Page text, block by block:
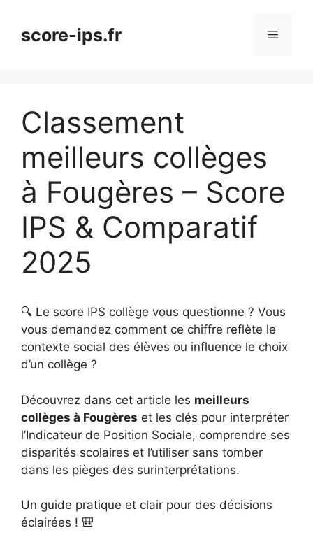
contenuscore-ips.fr Menu
Classement
meilleurs collèges
à Fougères – Score
IPS & Comparatif
2025
🔍 Le score IPS collège vous questionne ? Vous
vous demandez comment ce chiffre reflète le
contexte social des élèves ou influence le choix
d’un collège ?
Découvrez dans cet article les meilleurs
collèges à Fougères et les clés pour interpréter
l’Indicateur de Position Sociale, comprendre ses
disparités scolaires et l’utiliser sans tomber
dans les pièges des surinterprétations.
Un guide pratique et clair pour des décisions
éclairées ! 🎒